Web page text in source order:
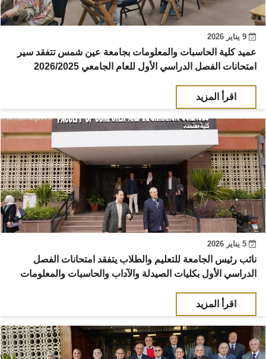
عميد كلية الحاسبات والمعلومات بجامعة عين شمس تتفقد سير
امتحانات الفصل الدراسي الأول للعام الجامعي 2026/2025
اقرأ المزيد
نائب رئيس الجامعة للتعليم والطلاب يتفقد امتحانات الفصل
الدراسي الأول بكليات الصيدلة والآداب والحاسبات والمعلومات
اقرأ المزيد